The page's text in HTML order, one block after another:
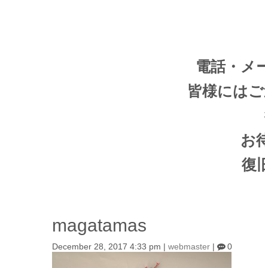
電話・メ
皆様には
お
復
magatamas
December 28, 2017 4:33 pm webmaster 0